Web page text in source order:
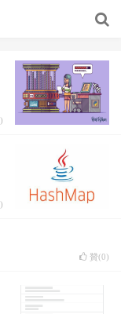
)
)
贊(0)